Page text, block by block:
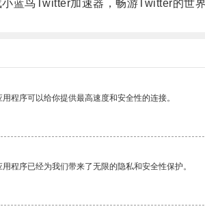
鸟Twitter加速器，畅游Twitter的世界
程序可以给你提供最高速度和安全性的连接。
程序已经为我们带来了无限的隐私和安全性保护。